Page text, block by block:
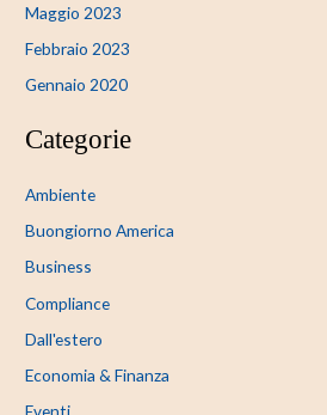
Maggio 2023
Febbraio 2023
Gennaio 2020
Categorie
Ambiente
Buongiorno America
Business
Compliance
Dall'estero
Economia & Finanza